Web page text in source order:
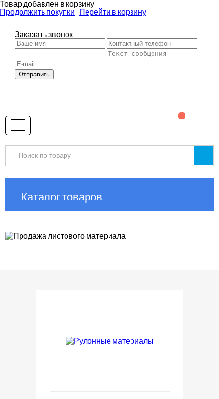
Товар добавлен в корзину
Продолжить покупки Перейти в корзину
Заказать звонок
Отправить
Каталог товаров